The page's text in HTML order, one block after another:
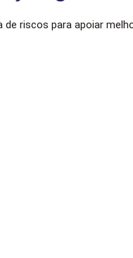
riscos para apoiar